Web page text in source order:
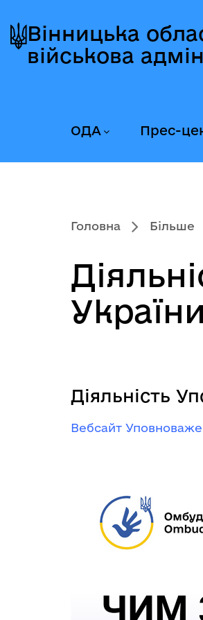
до
головного
до
головного
вмісту
до
головного
колонтитула
Вінницька
військова
ОДА Прес-
Головна Більше
Діяльність
Вебсайт